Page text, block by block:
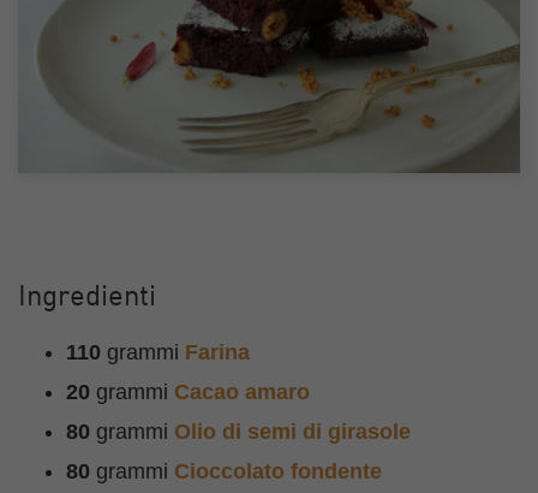
Ingredienti
110 grammi Farina
20 grammi Cacao amaro
80 grammi Olio di semi di girasole
80 grammi Cioccolato fondente